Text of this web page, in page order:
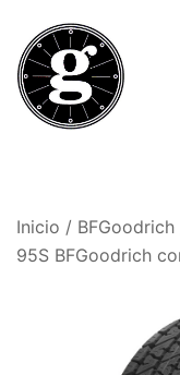
contenido
Inicio / BFGoodrich
95S BFGoodrich